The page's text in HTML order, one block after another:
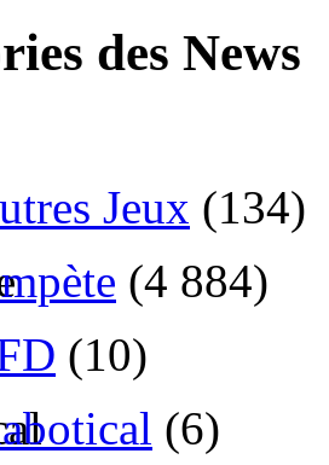
des News
Jeux (134)
(4 884)
(10)
(6)